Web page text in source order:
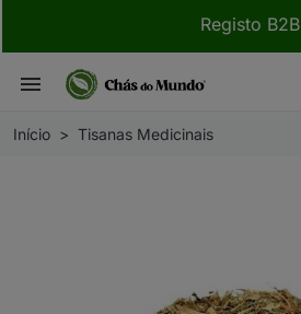
Registo B2B
menu
Início Tisanas Medicinais